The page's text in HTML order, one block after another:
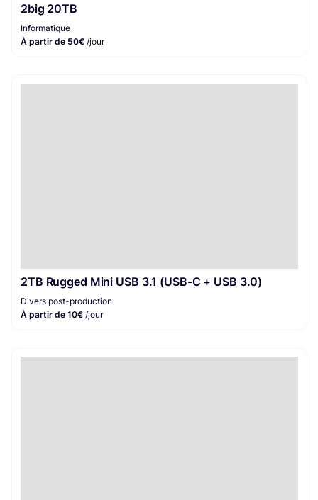
2big 20TB
Informatique
À partir de 50€ /jour
2TB Rugged Mini USB 3.1 (USB-C + USB 3.0)
Divers post-production
À partir de 10€ /jour